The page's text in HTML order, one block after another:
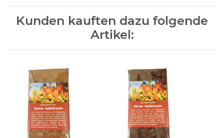
Kunden kauften dazu folgende
Artikel: